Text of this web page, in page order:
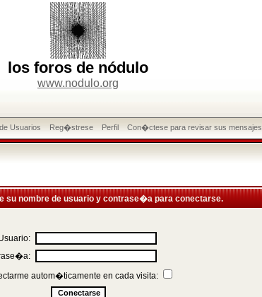
los foros de nódulo
www.nodulo.org
Usuarios Reg�strese Perfil Con�ctese para revisar sus mensajes
su nombre de usuario y contrase�a para conectarse.
autom�ticamente en cada visita: